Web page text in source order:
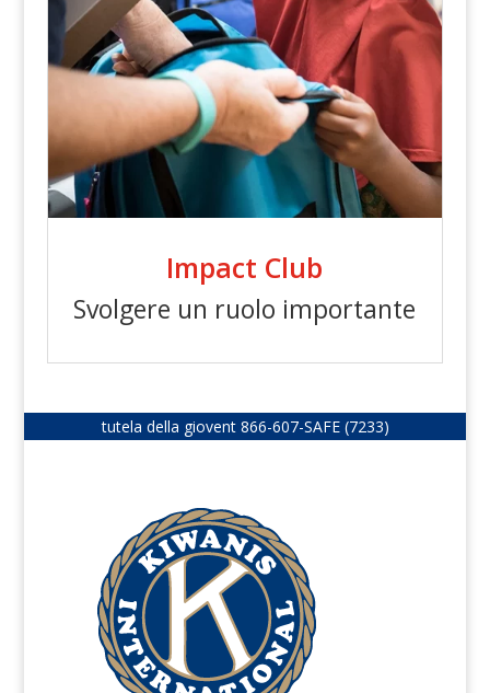
Impact Club
Svolgere un ruolo importante
tutela della giovent 866-607-SAFE (7233)